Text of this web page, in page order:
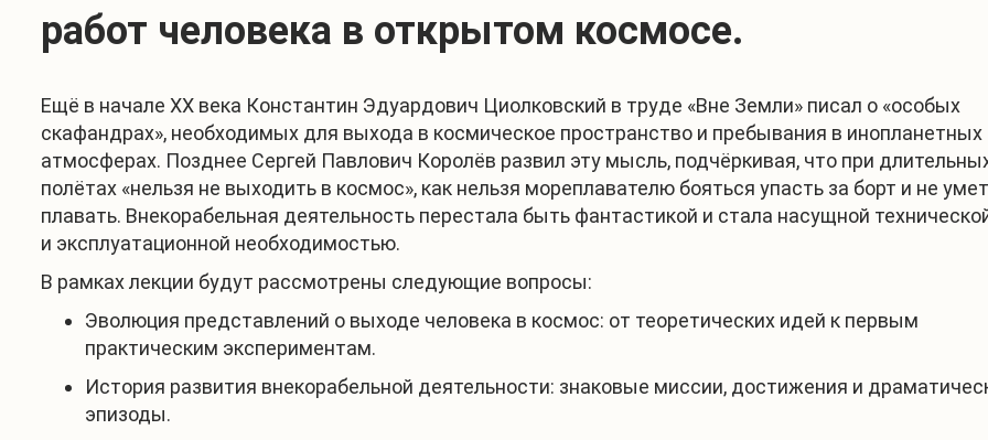
работ человека в открытом космосе.
Ещё в начале XX века Константин Эдуардович Циолковский в труде «Вне Земли» писал о «особых
скафандрах», необходимых для выхода в космическое пространство и пребывания в инопланетных
атмосферах. Позднее Сергей Павлович Королёв развил эту мысль, подчёркивая, что при
полётах «нельзя не выходить в космос», как нельзя мореплавателю бояться упасть за борт и не
плавать. Внекорабельная деятельность перестала быть фантастикой и стала насущной
и эксплуатационной необходимостью.
В рамках лекции будут рассмотрены следующие вопросы:
Эволюция представлений о выходе человека в космос: от теоретических идей к первым
практическим экспериментам.
История развития внекорабельной деятельности: знаковые миссии, достижения и
эпизоды.